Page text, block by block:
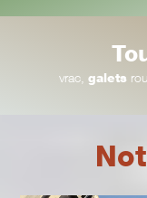
vrac, galets